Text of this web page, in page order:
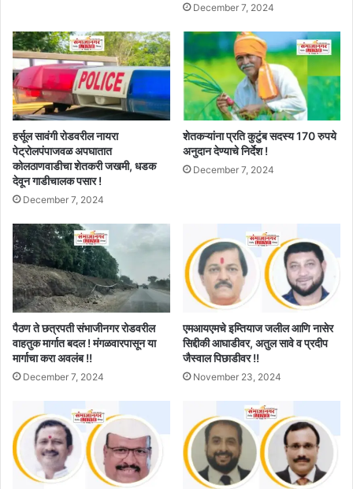
December 7, 2024
हर्सूल सावंगी रोडवरील नायरा
पेट्रोलपंपाजवळ अपघातात
कोलठाणवाडीचा शेतकरी जखमी, धडक
देवून गाडीचालक पसार !
December 7, 2024
शेतकऱ्यांना प्रति कुटुंब सदस्य 170 रुपये
अनुदान देण्याचे निर्देश !
December 7, 2024
पैठण ते छत्रपती संभाजीनगर रोडवरील
वाहतुक मार्गात बदल ! मंगळवारपासून या
मार्गाचा करा अवलंब !!
December 7, 2024
एमआयएमचे इम्तियाज जलील आणि नासेर
सिद्दीकी आघाडीवर, अतुल सावे व प्रदीप
जैस्वाल पिछाडीवर !!
November 23, 2024